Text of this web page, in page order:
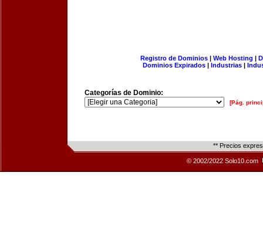
Registro de Dominios| Web Hosting |
Dominios Expirados | Industrias |
Categorías de Dominio:
[Pág.
** Precios
© 2002/2022 Solo10.com